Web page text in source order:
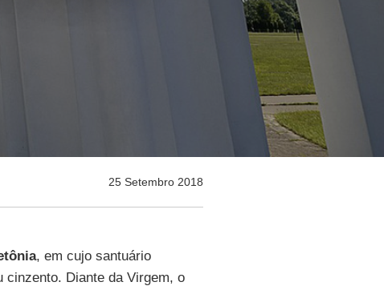
25 Setembro 2018
, em cujo santuário
Diante da Virgem, o